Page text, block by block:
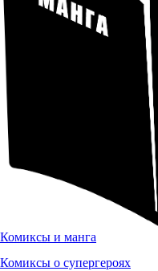
Комиксы и манга
Комиксы о супергероях